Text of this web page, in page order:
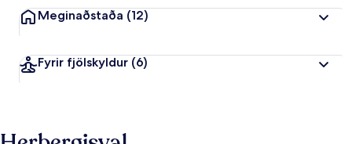
n
Meginaðstaða (12)
Fyrir fjölskyldur (6)